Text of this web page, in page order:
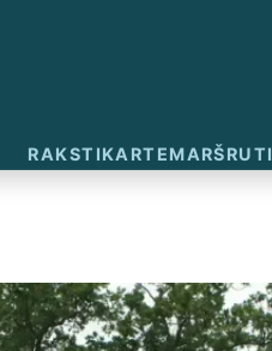
RAKSTIKARTEMARŠRUTI